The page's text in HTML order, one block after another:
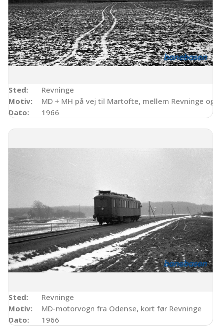
Sted:
Revninge
Motiv:
MD + MH på vej til Martofte, mellem Revninge og
Dato:
1966
Sted:
Revninge
Motiv:
MD-motorvogn fra Odense, kort før Revninge
Dato:
1966